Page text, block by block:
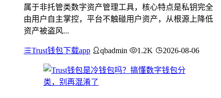
属于非托管类数字资产管理工具，核心特点是私钥完全
由用户自主掌控，平台不触碰用户资产，从根源上降低
资产被盗风...
Trust钱包下载app qbadmin 1.2K 2026-08-06